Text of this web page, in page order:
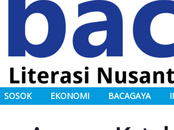
SOSOK EKONOMI BACAGAYA